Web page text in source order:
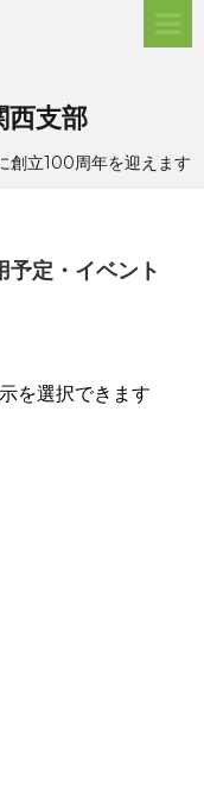
西支部
創立100周年を迎えます
予定・イベント
を選択できます